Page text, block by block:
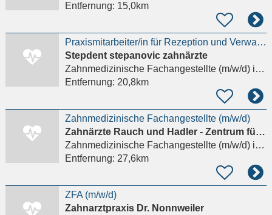
Entfernung: 15,0km
Praxismitarbeiter/in für Rezeption und Verwaltung (m/w/d)
Stepdent stepanovic zahnärzte
Zahnmedizinische Fachangestellte (m/w/d)in Nieste
Entfernung: 20,8km
Zahnmedizinische Fachangestellte (m/w/d)
Zahnärzte Rauch und Hadler - Zentrum für Zahnheilkunde
Zahnmedizinische Fachangestellte (m/w/d)in Melsungen, Adelshausen
Entfernung: 27,6km
ZFA (m/w/d)
Zahnarztpraxis Dr. Nonnweiler